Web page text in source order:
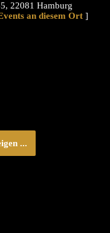
22081 Hamburg
an diesem Ort ]